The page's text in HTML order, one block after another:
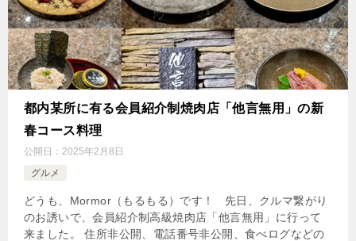
都内某所に有る会員紹介制焼肉店「他言無用」の新
春コース料理
公開日： 2025年2月8日
グルメ
どうも、Mormor（もるもる）です！ 先日、クルマ繋がり
のお誘いで、会員紹介制高級焼肉店「他言無用」に行って
来ました。 住所非公開、電話番号非公開、食べログなどの